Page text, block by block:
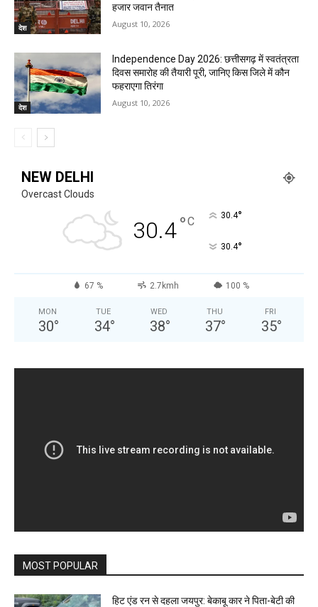
देश
हजार जवान तैनात
August 10, 2026
देश
Independence Day 2026: छत्तीसगढ़ में स्वतंत्रता
दिवस समारोह की तैयारी पूरी, जानिए किस जिले में कौन
फहराएगा तिरंगा
August 10, 2026
NEW DELHI
Overcast Clouds
30.4°C 30.4°
30.4°
67 % 2.7kmh 100 %
MON
30°
TUE
34°
WED
38°
THU
37°
FRI
35°
MOST POPULAR
हिट एंड रन से दहला जयपुर: बेकाबू कार ने पिता-बेटी की